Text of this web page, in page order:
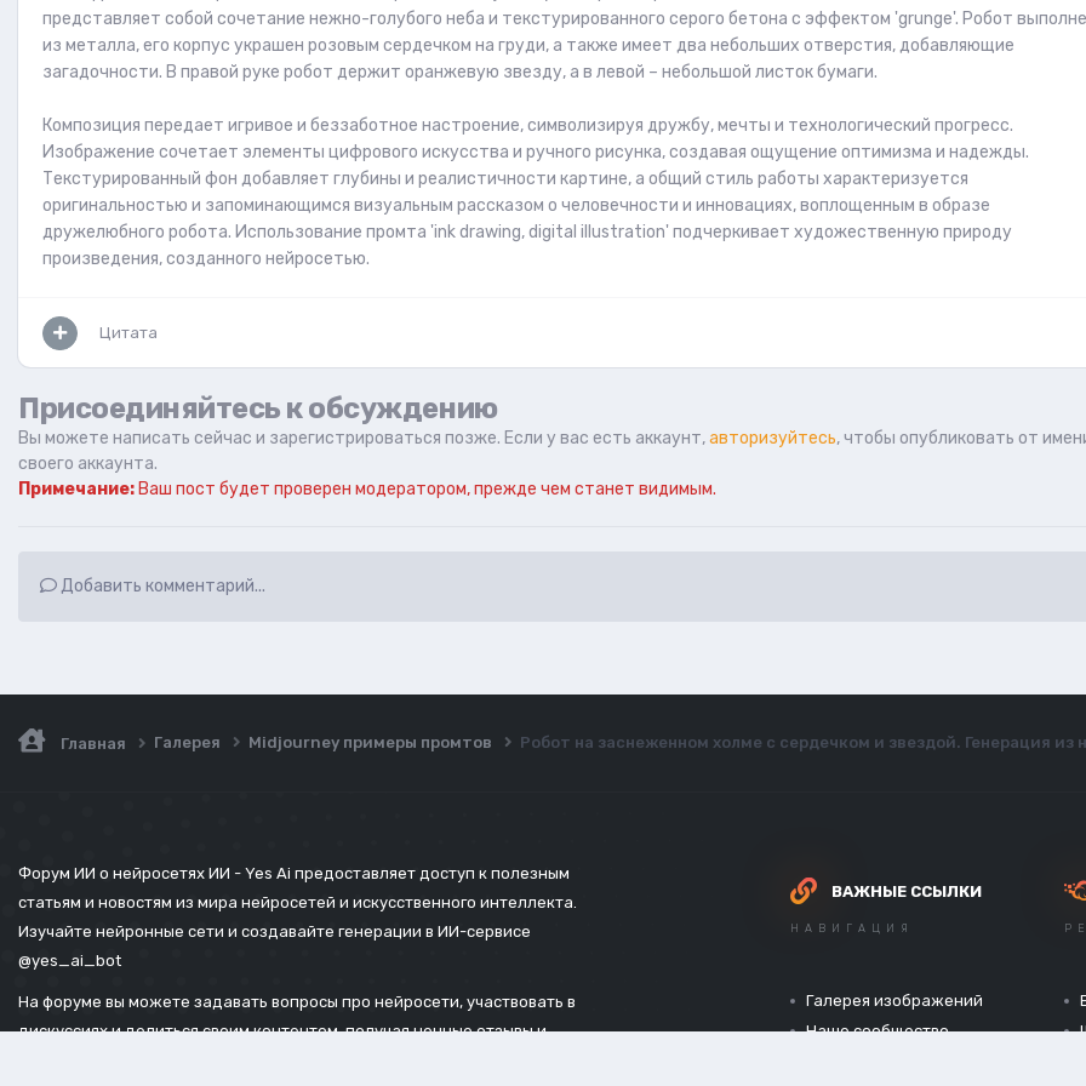
представляет собой сочетание нежно-голубого неба и текстурированного серого бетона с эффектом 'grunge'. Робот
из металла, его корпус украшен розовым сердечком на груди, а также имеет два небольших отверстия, добавляющие
загадочности. В правой руке робот держит оранжевую звезду, а в левой – небольшой листок бумаги.
Композиция передает игривое и беззаботное настроение, символизируя дружбу, мечты и технологический прогресс.
Изображение сочетает элементы цифрового искусства и ручного рисунка, создавая ощущение оптимизма и надежды.
Текстурированный фон добавляет глубины и реалистичности картине, а общий стиль работы характеризуется
оригинальностью и запоминающимся визуальным рассказом о человечности и инновациях, воплощенным в образе
дружелюбного робота. Использование промта 'ink drawing, digital illustration' подчеркивает художественную природу
произведения, созданного нейросетью.
Цитата
Присоединяйтесь к обсуждению
Вы можете написать сейчас и зарегистрироваться позже. Если у вас есть аккаунт,авторизуйтесь, чтобы опубликовать от
своего аккаунта.
Примечание: Ваш пост будет проверен модератором, прежде чем станет видимым.
Добавить комментарий...
Главная Галерея Midjourney примеры промтов Робот на заснеженном холме с сердечком и звездой. Генерация
Форум ИИ о нейросетях ИИ - Yes Ai предоставляет доступ к полезным
статьям и новостям из мира нейросетей и искусственного интеллекта.
Изучайте нейронные сети и создавайте генерации в ИИ-сервисе
@yes_ai_bot
На форуме вы можете задавать вопросы про нейросети, участвовать в
дискуссиях и делиться своим контентом, получая ценные отзывы и
ВАЖНЫЕ ССЫЛКИ
НАВИГАЦИЯ
Галерея изображений
Наше сообщество